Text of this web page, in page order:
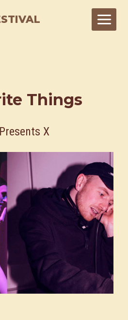
Things
X